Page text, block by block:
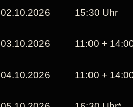
02.10.2026
03.10.2026
04.10.2026
15:30 Uhr
11:00 +
11:00 +